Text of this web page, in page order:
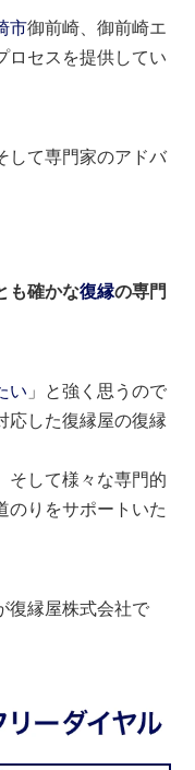
市御前崎、御前崎エ
ロセスを提供してい
して専門家のアドバ
も確かな復縁の専門
い 」と強く思うので
応した復縁屋の復縁
そして様々な専門的
のりをサポートいた
復縁屋株式会社で